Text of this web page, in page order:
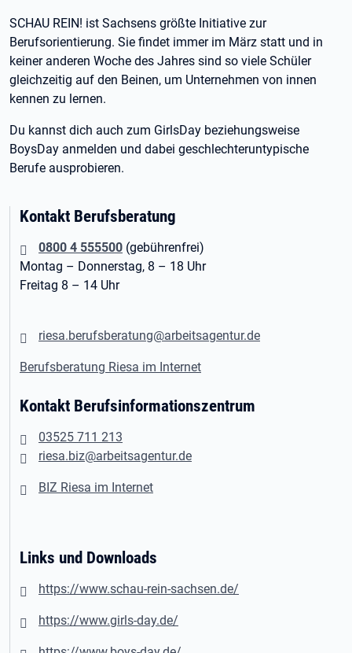
SCHAU REIN! ist Sachsens größte Initiative zur
Berufsorientierung. Sie findet immer im März statt und in
keiner anderen Woche des Jahres sind so viele Schüler
gleichzeitig auf den Beinen, um Unternehmen von innen
kennen zu lernen.
Du kannst dich auch zum GirlsDay beziehungsweise
BoysDay anmelden und dabei geschlechteruntypische
Berufe ausprobieren.
Kontakt Berufsberatung
0800 4 555500 (gebührenfrei)
Montag – Donnerstag, 8 – 18 Uhr
Freitag 8 – 14 Uhr
riesa.berufsberatung@arbeitsagentur.de
Berufsberatung Riesa im Internet
Kontakt Berufsinformationszentrum
03525 711 213
riesa.biz@arbeitsagentur.de
BIZ Riesa im Internet
Links und Downloads
https://www.schau-rein-sachsen.de/
https://www.girls-day.de/